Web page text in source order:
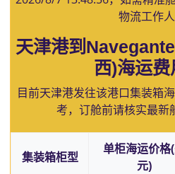
物流工作人
天津港到
西)海运费
目前天津港发往该港口集装箱
考，订舱前请核实最新
集装箱柜型
单柜海运价格
元)